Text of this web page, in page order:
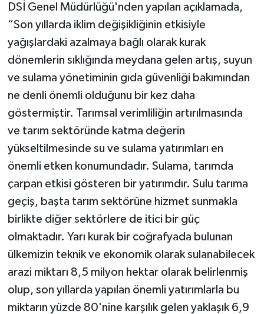
DSİ Genel Müdürlüğü'nden yapılan açıklamada,
“Son yıllarda iklim değişikliğinin etkisiyle
yağışlardaki azalmaya bağlı olarak kurak
dönemlerin sıklığında meydana gelen artış, suyun
ve sulama yönetiminin gıda güvenliği bakımından
ne denli önemli olduğunu bir kez daha
göstermiştir. Tarımsal verimliliğin artırılmasında
ve tarım sektöründe katma değerin
yükseltilmesinde su ve sulama yatırımları en
önemli etken konumundadır. Sulama, tarımda
çarpan etkisi gösteren bir yatırımdır. Sulu tarıma
geçiş, başta tarım sektörüne hizmet sunmakla
birlikte diğer sektörlere de itici bir güç
olmaktadır. Yarı kurak bir coğrafyada bulunan
ülkemizin teknik ve ekonomik olarak sulanabilecek
arazi miktarı 8,5 milyon hektar olarak belirlenmiş
olup, son yıllarda yapılan önemli yatırımlarla bu
miktarın yüzde 80'nine karşılık gelen yaklaşık 6,9